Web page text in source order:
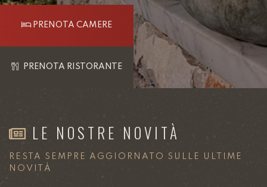
PRENOTA CAMERE
PRENOTA RISTORANTE
LE NOSTRE NOVITÀ
RESTA SEMPRE AGGIORNATO SULLE ULTIME
NOVITÀ